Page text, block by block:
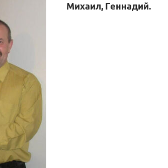
Михаил, Геннадий.